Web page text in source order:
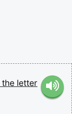
the letter